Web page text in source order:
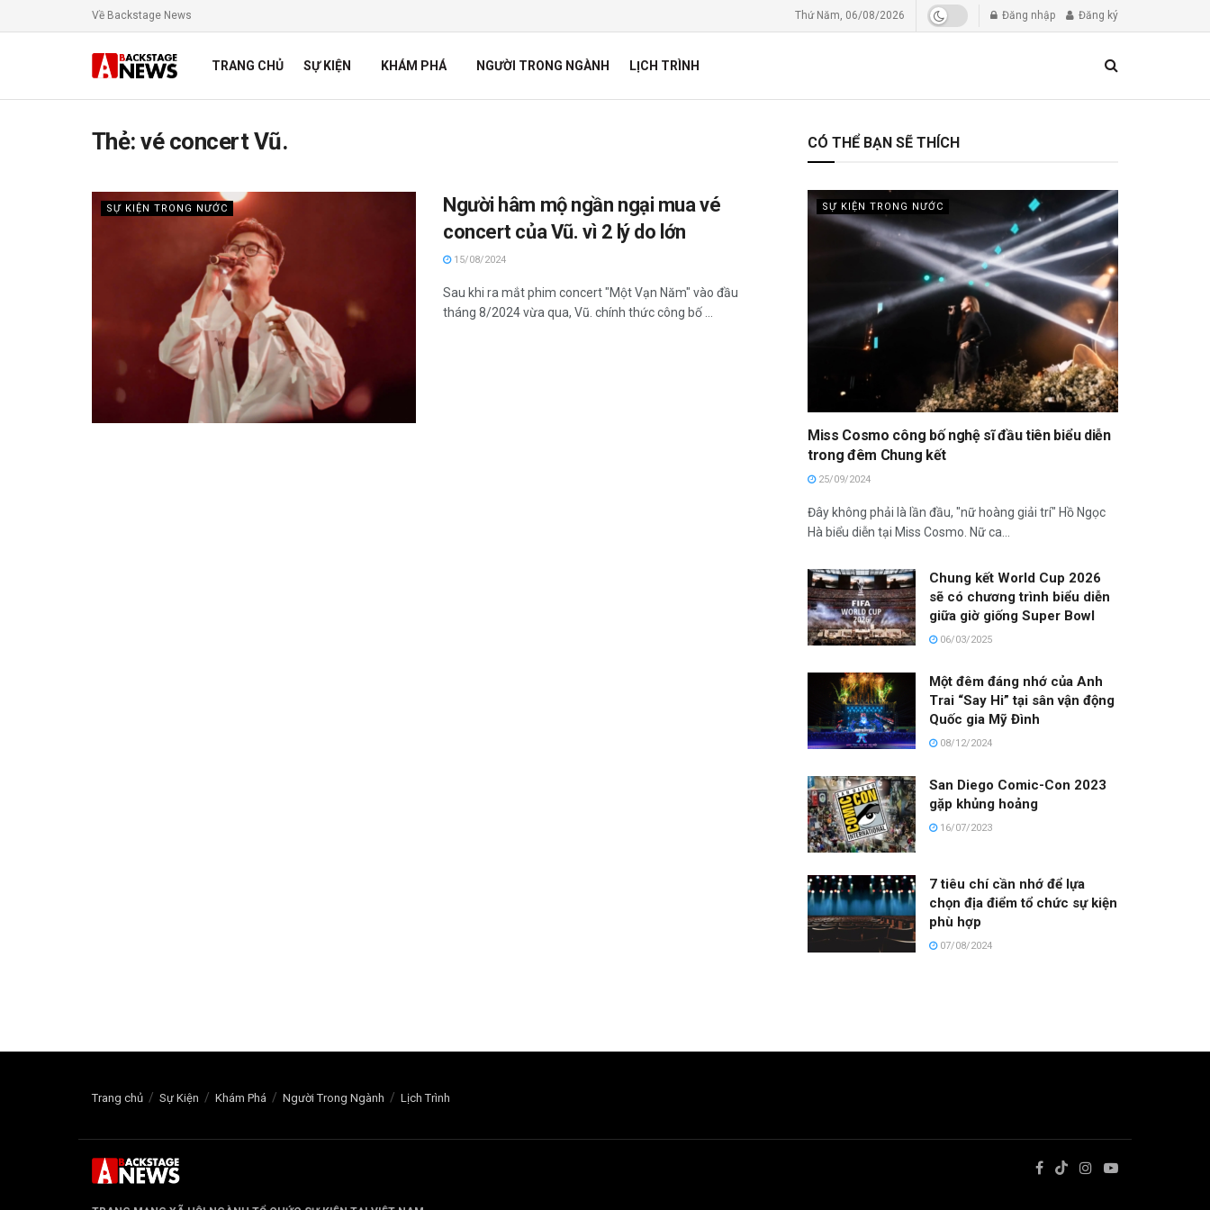
Về Backstage News Thứ Năm, 06/08/2026 Đăng nhập Đăng ký
TRANG CHỦ SỰ KIỆN KHÁM PHÁ NGƯỜI TRONG NGÀNH LỊCH TRÌNH
Thẻ:vé concert Vũ.
SỰ KIỆN TRONG NƯỚC
Người hâm mộ ngần ngại mua vé
concert của Vũ. vì 2 lý do lớn
15/08/2024
Sau khi ra mắt phim concert "Một Vạn Năm" vào đầu
tháng 8/2024 vừa qua, Vũ. chính thức công bố ...
CÓ THỂ BẠN SẼ THÍCH
SỰ KIỆN TRONG NƯỚC
Miss Cosmo công bố nghệ sĩ đầu tiên biểu diễn
trong đêm Chung kết
25/09/2024
Đây không phải là lần đầu, "nữ hoàng giải trí" Hồ Ngọc
Hà biểu diễn tại Miss Cosmo. Nữ ca...
Chung kết World Cup 2026
sẽ có chương trình biểu diễn
giữa giờ giống Super Bowl
06/03/2025
Một đêm đáng nhớ của Anh
Trai “Say Hi” tại sân vận động
Quốc gia Mỹ Đình
08/12/2024
San Diego Comic-Con 2023
gặp khủng hoảng
16/07/2023
7 tiêu chí cần nhớ để lựa
chọn địa điểm tổ chức sự kiện
phù hợp
07/08/2024
Trang chủ Sự Kiện Khám Phá Người Trong Ngành Lịch Trình